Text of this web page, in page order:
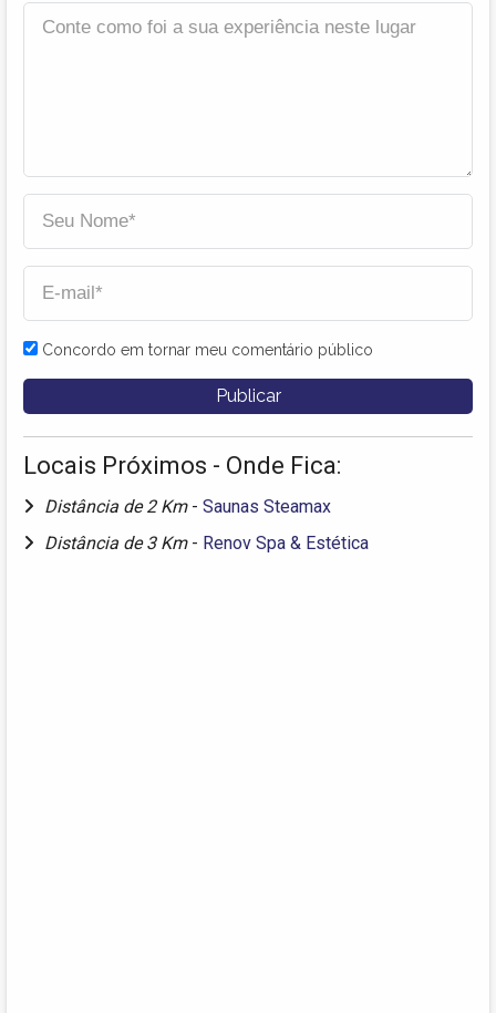
Concordo em tornar meu comentário público
Locais Próximos - Onde Fica:
Distância de 2 Km - Saunas Steamax
Distância de 3 Km - Renov Spa & Estética